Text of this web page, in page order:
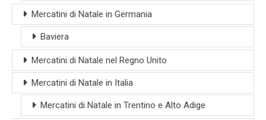
Mercatini di Natale in Germania
Baviera
Mercatini di Natale nel Regno Unito
Mercatini di Natale in Italia
Mercatini di Natale in Trentino e Alto Adige